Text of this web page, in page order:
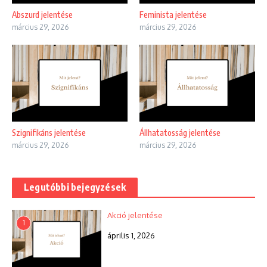
Abszurd jelentése
március 29, 2026
Feminista jelentése
március 29, 2026
Szignifikáns jelentése
március 29, 2026
Állhatatosság jelentése
március 29, 2026
Legutóbbi bejegyzések
1
Akció jelentése
április 1, 2026